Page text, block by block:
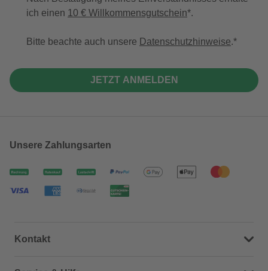
ich einen 10 € Willkommensgutschein*.
Bitte beachte auch unsere Datenschutzhinweise.
JETZT ANMELDEN
Unsere Zahlungsarten
Kontakt